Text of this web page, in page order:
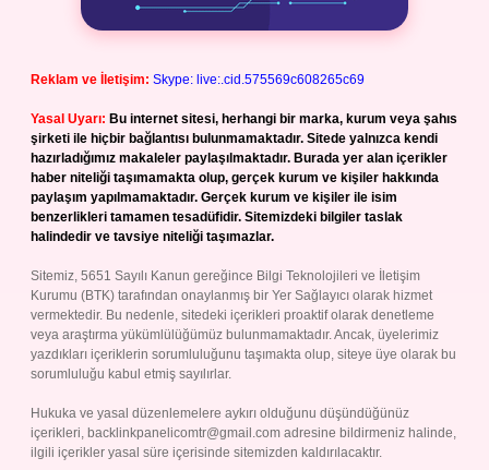
Reklam ve İletişim: Skype: live:.cid.575569c608265c69
Yasal Uyarı: Bu internet sitesi, herhangi bir marka, kurum veya şahıs
şirketi ile hiçbir bağlantısı bulunmamaktadır. Sitede yalnızca kendi
hazırladığımız makaleler paylaşılmaktadır. Burada yer alan içerikler
haber niteliği taşımamakta olup, gerçek kurum ve kişiler hakkında
paylaşım yapılmamaktadır. Gerçek kurum ve kişiler ile isim
benzerlikleri tamamen tesadüfidir. Sitemizdeki bilgiler taslak
halindedir ve tavsiye niteliği taşımazlar.
Sitemiz, 5651 Sayılı Kanun gereğince Bilgi Teknolojileri ve İletişim
Kurumu (BTK) tarafından onaylanmış bir Yer Sağlayıcı olarak hizmet
vermektedir. Bu nedenle, sitedeki içerikleri proaktif olarak denetleme
veya araştırma yükümlülüğümüz bulunmamaktadır. Ancak, üyelerimiz
yazdıkları içeriklerin sorumluluğunu taşımakta olup, siteye üye olarak bu
sorumluluğu kabul etmiş sayılırlar.
Hukuka ve yasal düzenlemelere aykırı olduğunu düşündüğünüz
içerikleri, backlinkpanelicomtr@gmail.com adresine bildirmeniz halinde,
ilgili içerikler yasal süre içerisinde sitemizden kaldırılacaktır.